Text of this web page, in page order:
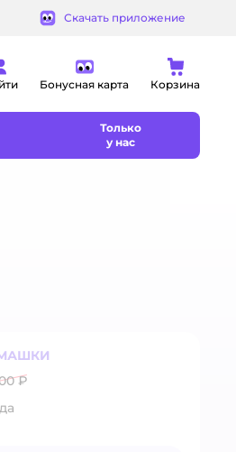
Скачать приложение
Бонусная карта Корзина
Только
у нас
₽